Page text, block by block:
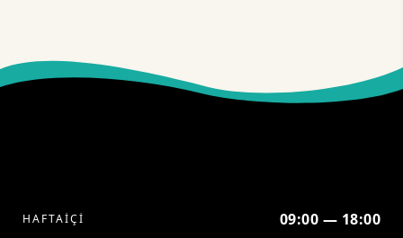
HAFTAİÇİ 09:00 — 18:00